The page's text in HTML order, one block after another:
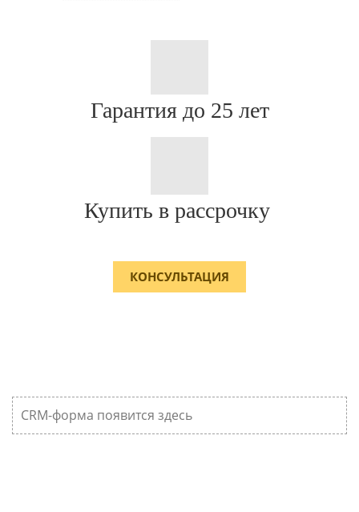
Гарантия до 25 лет
Купить в рассрочку
КОНСУЛЬТАЦИЯ
CRM-форма появится здесь